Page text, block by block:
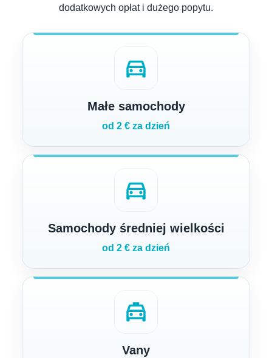
dodatkowych opłat i dużego popytu.
directions_car
Małe samochody
od 2 € za dzień
directions_car
Samochody średniej wielkości
od 2 € za dzień
local_taxi
Vany